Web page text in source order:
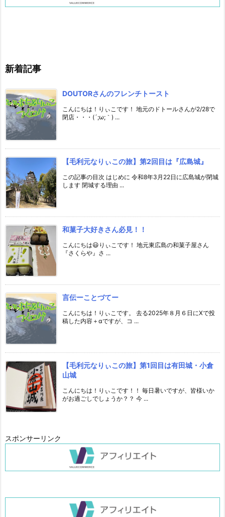
新着記事
DOUTORさんのフレンチトースト
こんにちは！りぃこです！ 地元のドトールさんが2/28で
閉店・・・(´;ω;｀) ...
【毛利元なりぃこの旅】第2回目は『広島城』
この記事の目次 はじめに 令和8年3月22日に広島城が閉城
します 閉城する理由 ...
和菓子大好きさん必見！！
こんにちは😃りぃこです！ 地元東広島の和菓子屋さん
『さくらや』さ ...
言伝ーことづてー
こんにちは！りぃこです。 去る2025年８月６日にXで投
稿した内容＋αですが、コ ...
【毛利元なりぃこの旅】第1回目は有田城・小倉
山城
こんにちは！りぃこです！！ 毎日暑いですが、皆様いか
がお過ごしでしょうか？？ 今 ...
スポンサーリンク